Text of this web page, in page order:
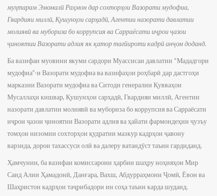
муҳтарам Эмомалӣ Раҳмон дар сохторҳои Вазорати мудофиа,
Гвардияи миллӣ, Қушунҳои сарҳадӣ, Агентии назорати давлатии
молиявӣ ва мубориза бо коррупсия ва Сарраёсати иҷрои ҷазои
ҷиноятии Вазорати адлия як қатор тағйироти кадрӣ анҷом доданд.
Ба вазифаи муовини якуми сардори Муассисаи давлатии “Мададгори
мудофиа”-и Вазорати мудофиа ва вазифаҳои роҳбарӣ дар дастгоҳи
марказии Вазорати мудофиа ва Ситоди генералии Қувваҳои
Мусаллаҳи кишвар, Қушунҳои сарҳадӣ, Гвардияи миллӣ, Агентии
назорати давлатии молиявӣ ва мубориза бо коррупсия ва Сарраёсати
иҷрои ҷазои ҷиноятии Вазорати адлия ва ҳайати фармондеҳии ҷузъу
томҳои низомии сохторҳои қудратии мазкур кадрҳои ҷавону
варзида, дорои тахассуси олӣ ва далеру ватандӯст таъин гардиданд.
Ҳамчунин, ба вазифаи комиссарони ҳарбии шаҳру ноҳияҳои Мир
Саид Алии Ҳамадонӣ, Данғара, Вахш, Абдурраҳмони Ҷомӣ, Ёвон ва
Шаҳристон кадрҳои таҷрибадори ин соҳа таъин карда шуданд.